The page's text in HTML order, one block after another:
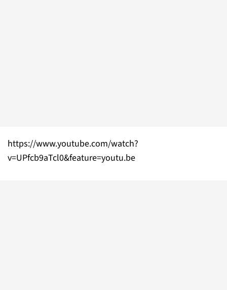
https://www.youtube.com/watch?
v=UPfcb9aTcl0&feature=youtu.be